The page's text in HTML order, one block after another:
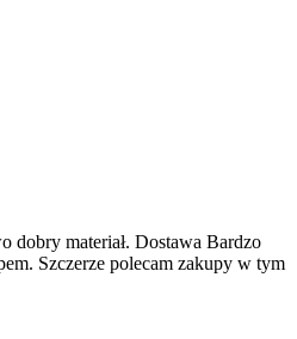
dobry materiał. Dostawa Bardzo
Szczerze polecam zakupy w tym